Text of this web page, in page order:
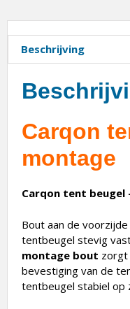
Beschrijving
Carqon
montage
Carqon tent beugel
Bout aan de
tentbeugel stevig
montage bout zorgt
bevestiging van de
tentbeugel stabiel op